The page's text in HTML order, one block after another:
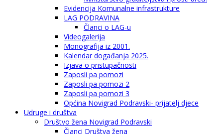
Evidencija Komunalne infrastrukture
LAG PODRAVINA
Članci o LAG-u
Videogalerija
Monografija iz 2001.
Kalendar događanja 2025.
Izjava o pristupačnosti
Zaposli pa pomozi
Zaposli pa pomozi 2
Zaposli pa pomozi 3
Općina Novigrad Podravski- prijatelj djece
Udruge i društva
Društvo žena Novigrad Podravski
Članci Društva žena